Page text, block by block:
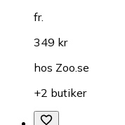
fr.
349 kr
hos Zoo.se
+2 butiker